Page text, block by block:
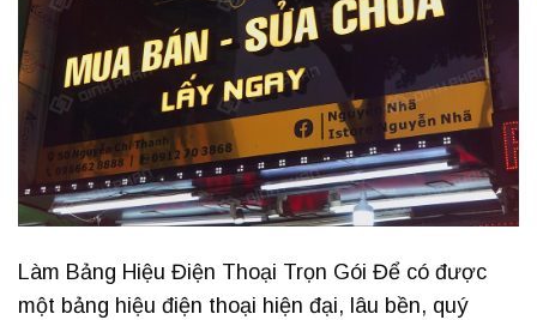
Làm Bảng Hiệu Điện Thoại Trọn Gói Để có được
một bảng hiệu điện thoại hiện đại, lâu bền, quý